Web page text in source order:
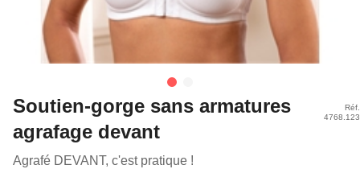
Soutien-gorge sans armatures
agrafage devant
Agrafé DEVANT, c'est pratique !
Réf.
4768.123